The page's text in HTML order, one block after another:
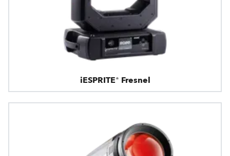
iESPRITE® Fresnel